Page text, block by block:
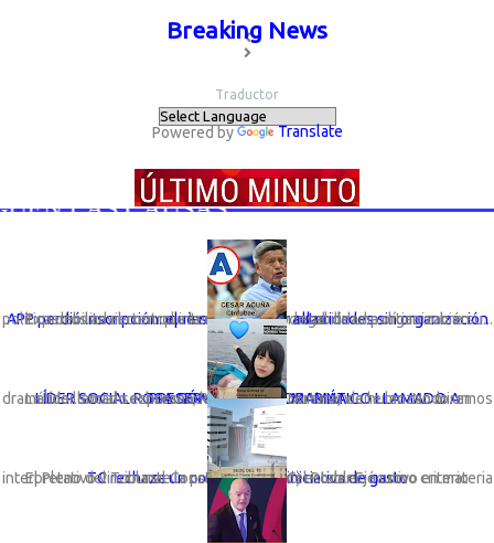
Breaking News
Traductor
Powered by Translate
CAUSAS
APP perdió inscripción: el riesgo de elegir autoridades sin organización que responda por ellas
Expertos advierten que la desaparición legal de una organización política debilita el control interno y la responsabilidad política sobre su...
LÍDER SOCIAL ROSA GÓMEZ LANZA DRAMÁTICO LLAMADO A PRESERVAR LA VIDA MARINA
La líder social sechurana; Rosa Gómez Nunura, viene lanzando un dramático llamado expresando: “Basta de cortinas de humo. No miremos a otro ...
TC rechaza un congreso con iniciativa de gasto
El Pleno del Tribunal Constitucional (TC) estableció como criterio interpretativo vinculante la preeminencia del Poder Ejecutivo en materia ...